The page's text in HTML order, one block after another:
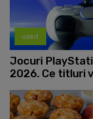
useit
Jocuri
2026. Ce titluri